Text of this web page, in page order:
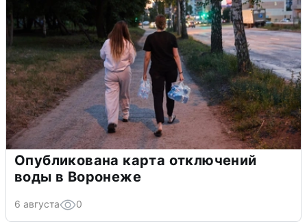
Опубликована карта отключений
воды в Воронеже
6 августа 0